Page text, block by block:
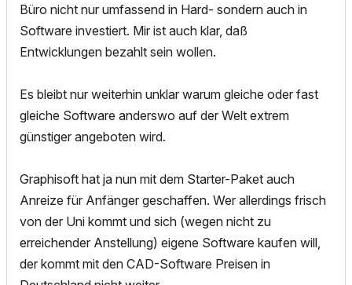
Büro nicht nur umfassend in Hard- sondern auch in
Software investiert. Mir ist auch klar, daß
Entwicklungen bezahlt sein wollen.
Es bleibt nur weiterhin unklar warum gleiche oder fast
gleiche Software anderswo auf der Welt extrem
günstiger angeboten wird.
Graphisoft hat ja nun mit dem Starter-Paket auch
Anreize für Anfänger geschaffen. Wer allerdings frisch
von der Uni kommt und sich (wegen nicht zu
erreichender Anstellung) eigene Software kaufen will,
der kommt mit den CAD-Software Preisen in